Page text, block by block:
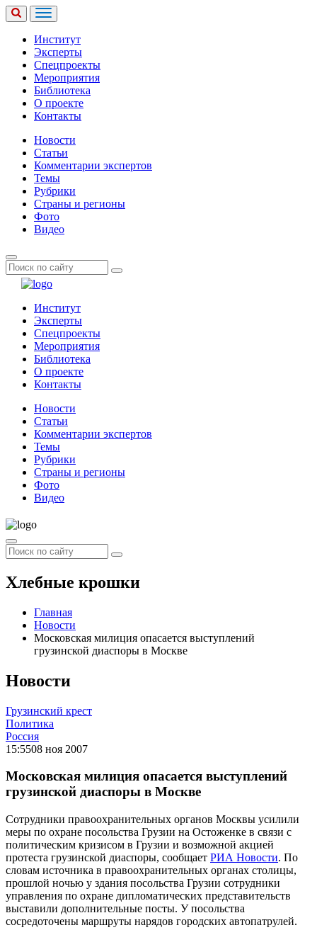
Институт
Эксперты
Спецпроекты
Мероприятия
Библиотека
О проекте
Контакты
Новости
Статьи
Комментарии экспертов
Темы
Рубрики
Страны и регионы
Фото
Видео
Институт
Эксперты
Спецпроекты
Мероприятия
Библиотека
О проекте
Контакты
Новости
Статьи
Комментарии экспертов
Темы
Рубрики
Страны и регионы
Фото
Видео
Хлебные крошки
Главная
Новости
Московская милиция опасается выступлений
грузинской диаспоры в Москве
Новости
Грузинский крест
Политика
Россия
15:5508 ноя 2007
Московская милиция опасается выступлений
грузинской диаспоры в Москве
Сотрудники правоохранительных органов Москвы усилили
меры по охране посольства Грузии на Остоженке в связи с
политическим кризисом в Грузии и возможной акцией
протеста грузинской диаспоры, сообщает РИА Новости. По
словам источника в правоохранительных органах столицы,
прошлой ночью у здания посольства Грузии сотрудники
управления по охране дипломатических представительств
выставили дополнительные посты. У посольства
сосредоточены маршруты нарядов городских автопатрулей.